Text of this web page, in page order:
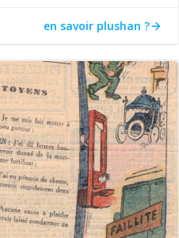
en savoir plushan ?